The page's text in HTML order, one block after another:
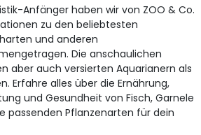
Anfänger haben wir von ZOO & Co.
zu den beliebtesten
und anderen
Die anschaulichen
aber auch versierten Aquarianern als
Erfahre alles über die Ernährung,
und Gesundheit von Fisch, Garnele
passenden Pflanzenarten für dein